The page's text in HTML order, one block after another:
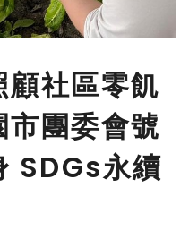
顧社區零飢
團委會號
SDGs永續